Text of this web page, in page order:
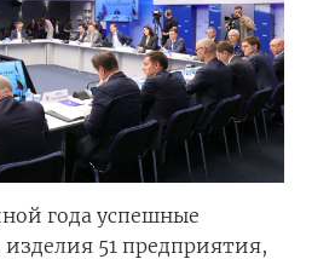
года успешные
51 предприятия,